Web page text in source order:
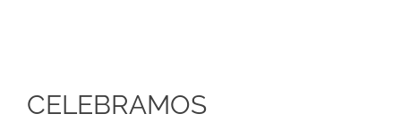
CELEBRAMOS